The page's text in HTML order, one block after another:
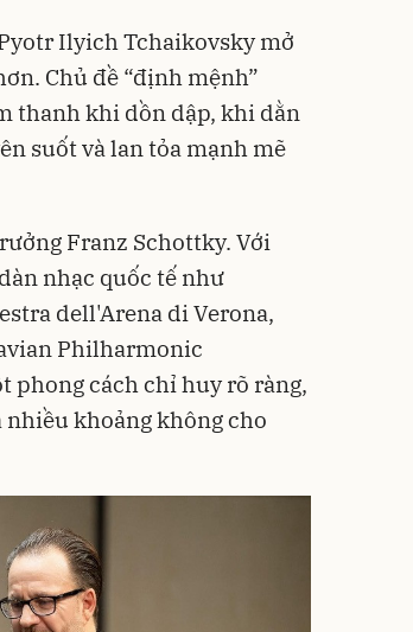
Ilyich Tchaikovsky mở
Chủ đề “định mệnh”
thanh khi dồn dập, khi dằn
suốt và lan tỏa mạnh mẽ
Franz Schottky. Với
nhạc quốc tế như
dell'Arena di Verona,
Philharmonic
phong cách chỉ huy rõ ràng,
khoảng không cho